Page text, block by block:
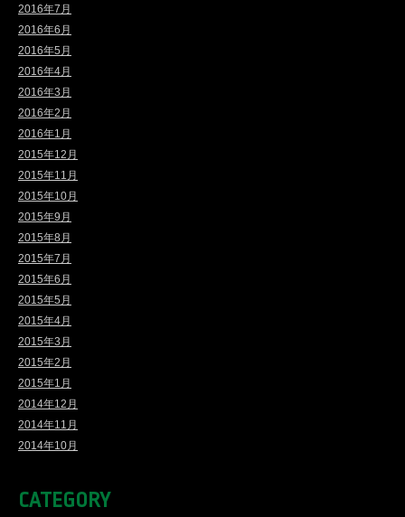
2016年7月
2016年6月
2016年5月
2016年4月
2016年3月
2016年2月
2016年1月
2015年12月
2015年11月
2015年10月
2015年9月
2015年8月
2015年7月
2015年6月
2015年5月
2015年4月
2015年3月
2015年2月
2015年1月
2014年12月
2014年11月
2014年10月
CATEGORY